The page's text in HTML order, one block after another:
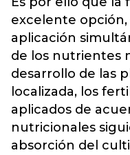
excelente
aplicación
de los nutrientes
desarrollo de las
localizada, los
aplicados de
nutricionales
absorción del